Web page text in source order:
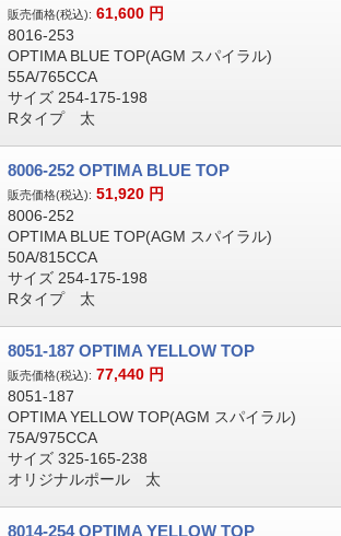
販売価格(税込): 61,600 円
8016-253
OPTIMA BLUE TOP(AGM スパイラル)
55A/765CCA
サイズ 254-175-198
Rタイプ 太
8006-252 OPTIMA BLUE TOP
販売価格(税込): 51,920 円
8006-252
OPTIMA BLUE TOP(AGM スパイラル)
50A/815CCA
サイズ 254-175-198
Rタイプ 太
8051-187 OPTIMA YELLOW TOP
販売価格(税込): 77,440 円
8051-187
OPTIMA YELLOW TOP(AGM スパイラル)
75A/975CCA
サイズ 325-165-238
オリジナルポール 太
8014-254 OPTIMA YELLOW TOP